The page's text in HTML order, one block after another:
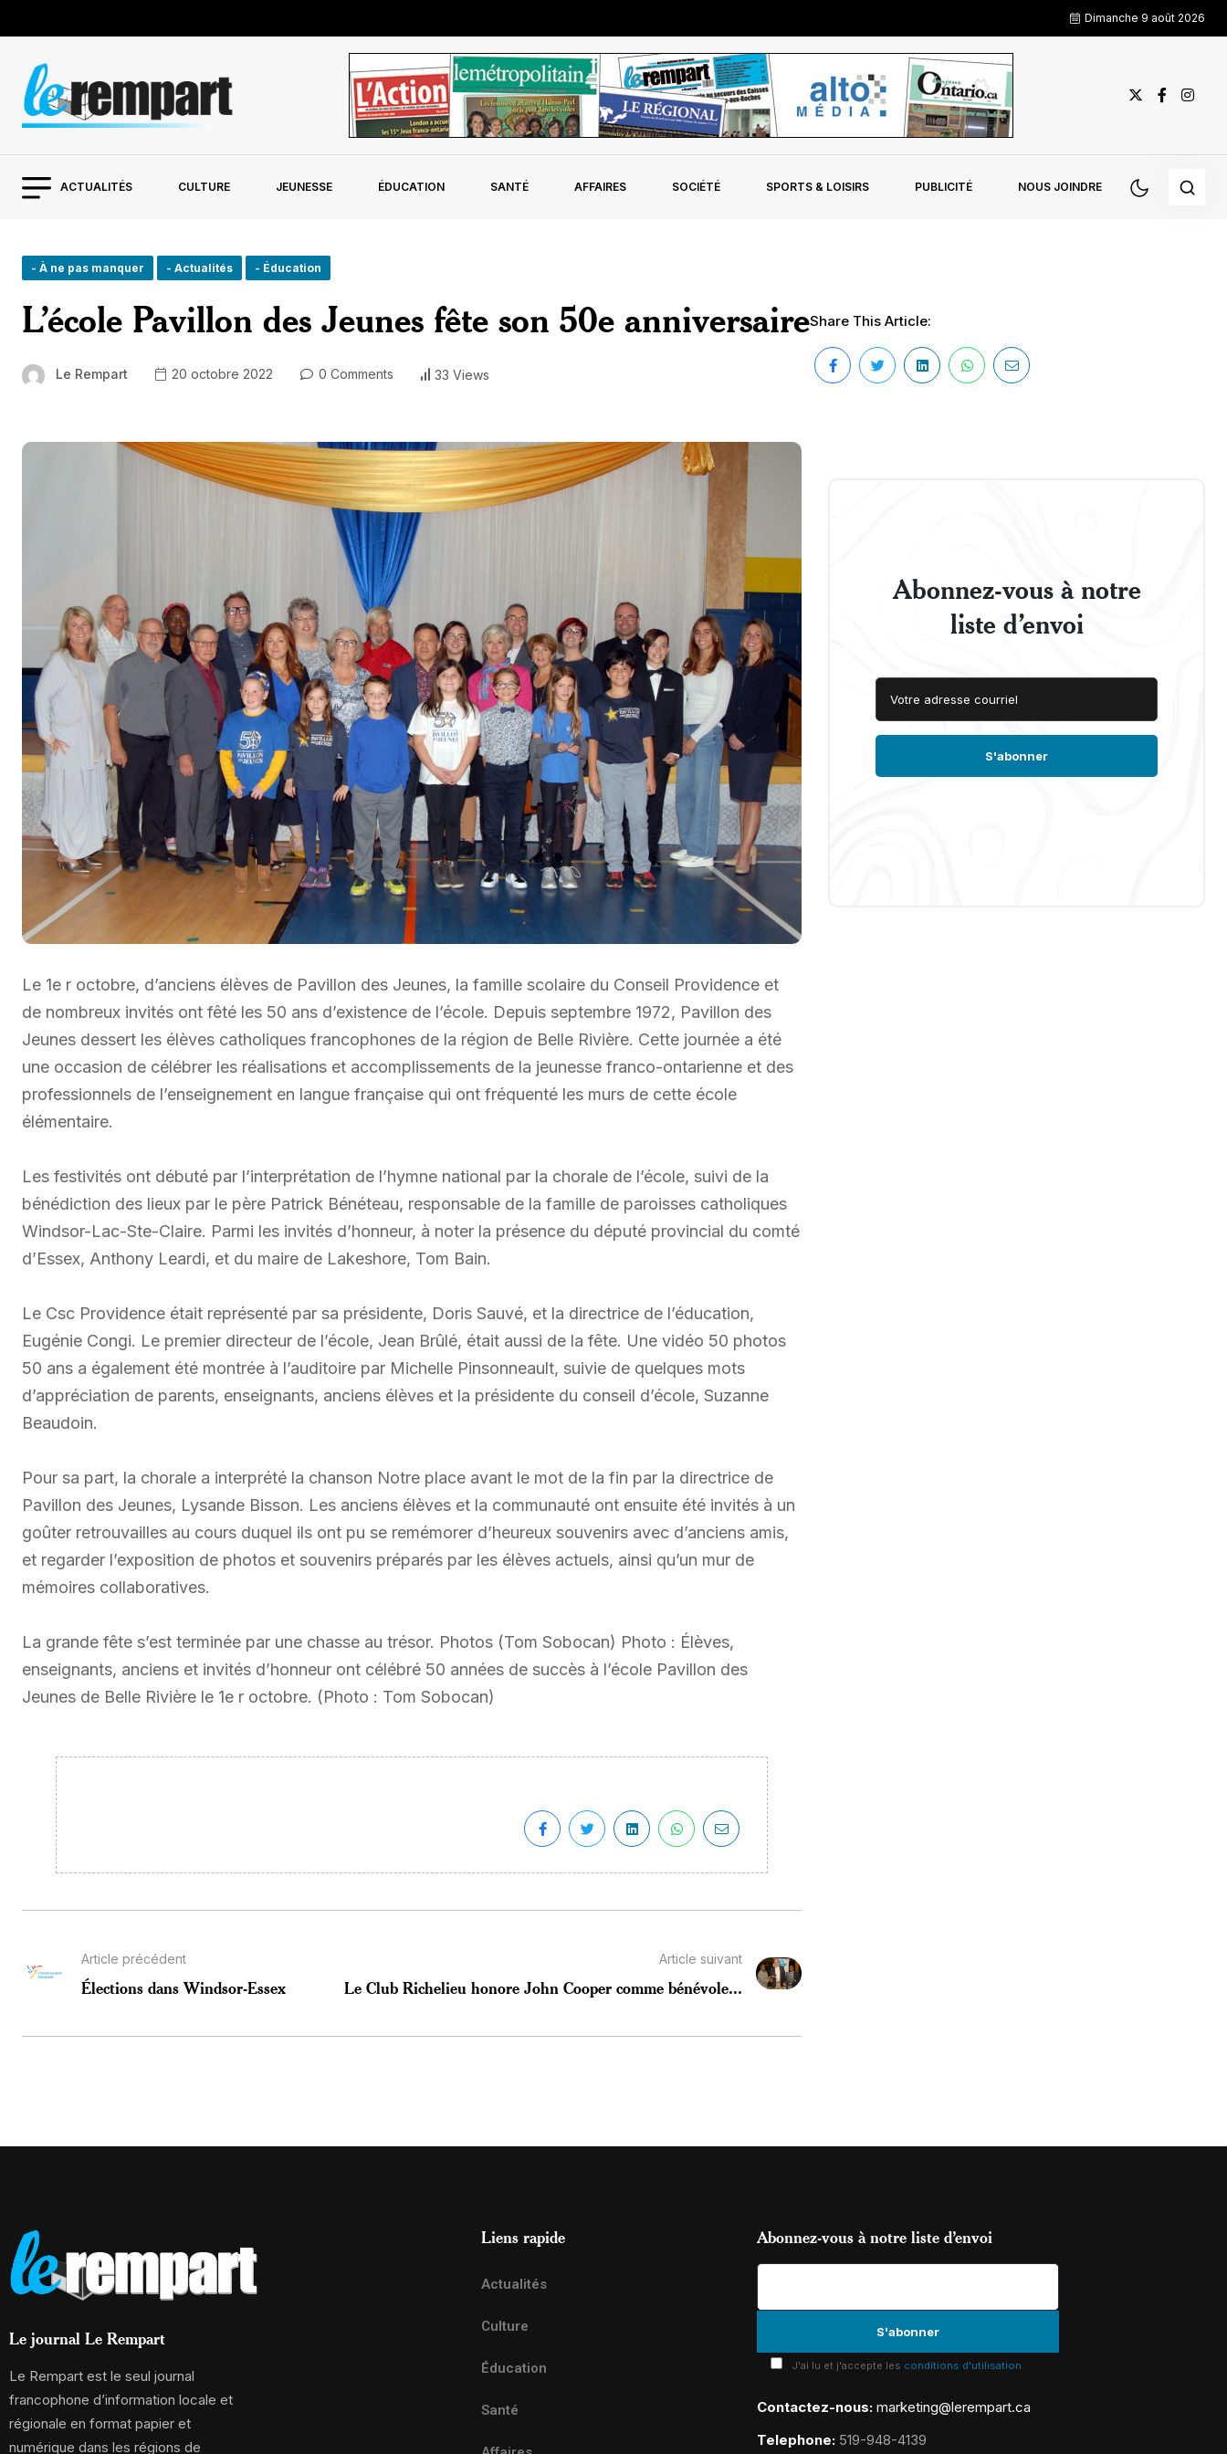
Dimanche 9 août 2026
ACTUALITÉS CULTURE JEUNESSE ÉDUCATION SANTÉ AFFAIRES SOCIÉTÉ SPORTS & LOISIRS PUBLICITÉ NOUS JOINDRE
- À ne pas manquer - Actualités - Éducation
L’école Pavillon des Jeunes fête son 50e anniversaire
Le Rempart 20 octobre 2022 0 Comments 33 Views
Share This Article:
Le 1e r octobre, d’anciens élèves de Pavillon des Jeunes, la famille scolaire du Conseil Providence et
de nombreux invités ont fêté les 50 ans d’existence de l’école. Depuis septembre 1972, Pavillon des
Jeunes dessert les élèves catholiques francophones de la région de Belle Rivière. Cette journée a été
une occasion de célébrer les réalisations et accomplissements de la jeunesse franco-ontarienne et des
professionnels de l’enseignement en langue française qui ont fréquenté les murs de cette école
élémentaire.
Les festivités ont débuté par l’interprétation de l’hymne national par la chorale de l’école, suivi de la
bénédiction des lieux par le père Patrick Bénéteau, responsable de la famille de paroisses catholiques
Windsor-Lac-Ste-Claire. Parmi les invités d’honneur, à noter la présence du député provincial du comté
d’Essex, Anthony Leardi, et du maire de Lakeshore, Tom Bain.
Le Csc Providence était représenté par sa présidente, Doris Sauvé, et la directrice de l’éducation,
Eugénie Congi. Le premier directeur de l’école, Jean Brûlé, était aussi de la fête. Une vidéo 50 photos
50 ans a également été montrée à l’auditoire par Michelle Pinsonneault, suivie de quelques mots
d’appréciation de parents, enseignants, anciens élèves et la présidente du conseil d’école, Suzanne
Beaudoin.
Pour sa part, la chorale a interprété la chanson Notre place avant le mot de la fin par la directrice de
Pavillon des Jeunes, Lysande Bisson. Les anciens élèves et la communauté ont ensuite été invités à un
goûter retrouvailles au cours duquel ils ont pu se remémorer d’heureux souvenirs avec d’anciens amis,
et regarder l’exposition de photos et souvenirs préparés par les élèves actuels, ainsi qu’un mur de
mémoires collaboratives.
La grande fête s’est terminée par une chasse au trésor. Photos (Tom Sobocan) Photo : Élèves,
enseignants, anciens et invités d’honneur ont célébré 50 années de succès à l’école Pavillon des
Jeunes de Belle Rivière le 1e r octobre. (Photo : Tom Sobocan)
Article précédent
Élections dans Windsor-Essex
Article suivant
Le Club Richelieu honore John Cooper comme bénévole...
Abonnez-vous à notre
liste d’envoi
Le journal Le Rempart
Le Rempart est le seul journal
francophone d’information locale et
régionale en format papier et
numérique dans les régions de
Liens rapide
Actualités
Culture
Éducation
Santé
Abonnez-vous à notre liste d’envoi
J'ai lu et j'accepte les conditions d'utilisation
Contactez-nous: marketing@lerempart.ca
Telephone: 519-948-4139